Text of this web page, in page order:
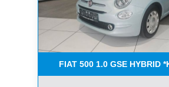
FIAT 500 1.0 GSE HYBRID